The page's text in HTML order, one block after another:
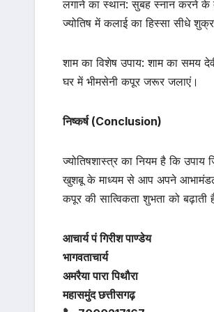
लगाने का स्थान: सुबह स्नान करने
ज्योतिष में कलाई का हिस्सा सीधे
शाम का विशेष उपाय: शाम का समय
घर में भीमसेनी कपूर जरूर जलाएं।
निष्कर्ष (Conclusion)
ज्योतिषशास्त्र का नियम है कि
खुशबू के माध्यम से आप अपने
कपूर की सात्विकता शुभता को
आचार्य पं गिरीश पाण्डेय
भागवताचार्य
अमरैया पारा पिथौरा
महासमुंद छत्तीसगढ़